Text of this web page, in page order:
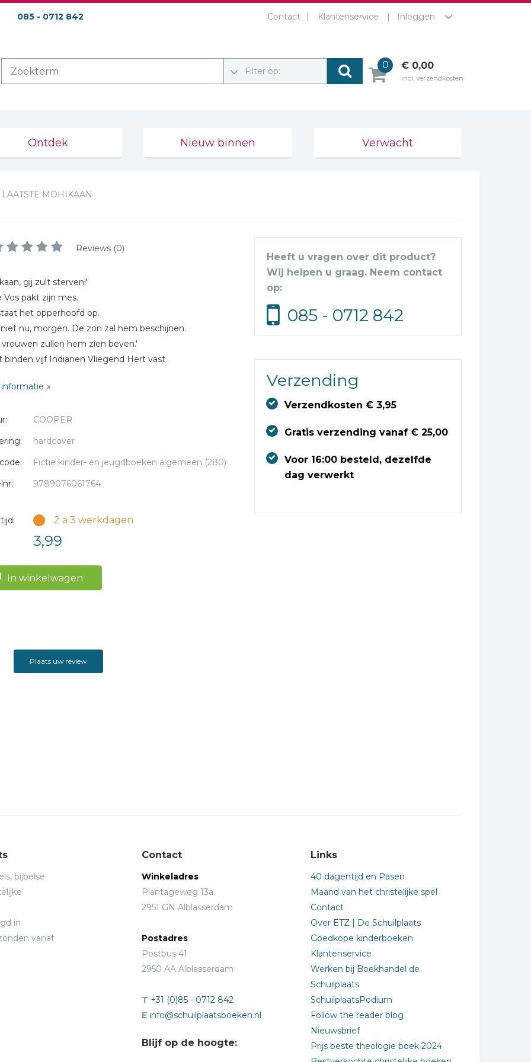
085 - 0712 842 Contact Klantenservice Inloggen
Filter op:
0 € 0,00
incl. verzendkosten
Ontdek Nieuw binnen Verwacht
LAATSTE MOHIKAAN
Reviews (0)
gij zult sterven!'
Vos pakt zijn mes.
het opperhoofd op.
nu, morgen. De zon zal hem beschijnen.
vrouwen zullen hem zien beven.'
binden vijf Indianen Vliegend Hert vast.
moeten sterven of kan hij ontsnappen?
jaar.
COOPER
hardcover
Fictie kinder- en jeugdboeken algemeen (280)
9789076061764
2 a 3 werkdagen
3,99
In winkelwagen
Heeft u vragen over dit product?
Wij helpen u graag. Neem contact
op:
085 - 0712 842
Verzending
Verzendkosten € 3,95
Gratis verzending vanaf € 25,00
Voor 16:00 besteld, dezelfde
dag verwerkt
Plaats uw review
bijbelse
in
vanaf
Contact
Winkeladres
Plantageweg 13a
2951 GN Alblasserdam
Postadres
Postbus 41
2950 AA Alblasserdam
T +31 (0)85 - 0712 842
E info@schuilplaatsboeken.nl
Blijf op de hoogte:
Links
40 dagentijd en Pasen
Maand van het christelijke spel
Contact
Over ETZ | De Schuilplaats
Goedkope kinderboeken
Klantenservice
Werken bij Boekhandel de
Schuilplaats
SchuilplaatsPodium
Follow the reader blog
Nieuwsbrief
Prijs beste theologie boek 2024